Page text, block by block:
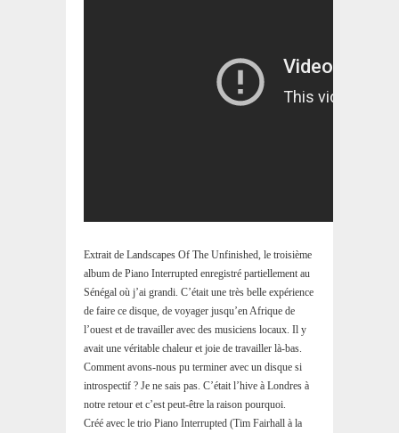
Extrait de Landscapes Of The Unfinished, le troisième
album de Piano Interrupted enregistré partiellement au
Sénégal où j’ai grandi. C’était une très belle expérience
de faire ce disque, de voyager jusqu’en Afrique de
l’ouest et de travailler avec des musiciens locaux. Il y
avait une véritable chaleur et joie de travailler là-bas.
Comment avons-nous pu terminer avec un disque si
introspectif ? Je ne sais pas. C’était l’hive à Londres à
notre retour et c’est peut-être la raison pourquoi.
Créé avec le trio Piano Interrupted (Tim Fairhall à la